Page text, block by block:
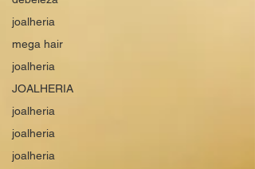
joalheria
mega hair
joalheria
JOALHERIA
joalheria
joalheria
joalheria